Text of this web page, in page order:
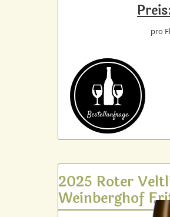
pro
Bestell­anfrage
2025 Roter
Weinberghof